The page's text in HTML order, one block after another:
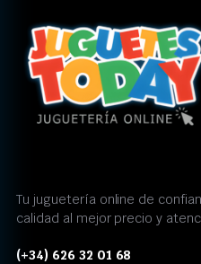
Tu juguetería online de
calidad al mejor precio y
(+34) 626 32 01 68